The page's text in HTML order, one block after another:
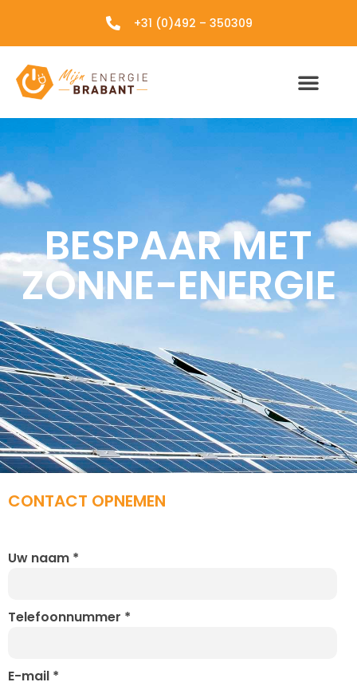
+31 (0)492 – 350309
BESPAAR MET
ZONNE-ENERGIE
CONTACT OPNEMEN
Uw naam *
Telefoonnummer *
E-mail *